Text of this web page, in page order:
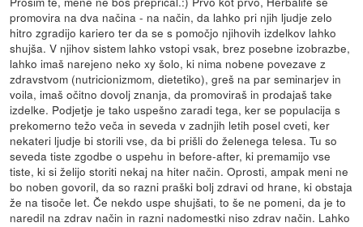
promovira na dva načina - na način, da lahko pri njih ljudje zelo
hitro zgradijo kariero ter da se s pomočjo njihovih izdelkov lahko
shujša. V njihov sistem lahko vstopi vsak, brez posebne izobrazbe,
lahko imaš narejeno neko xy šolo, ki nima nobene povezave z
zdravstvom (nutricionizmom, dietetiko), greš na par seminarjev in
voila, imaš očitno dovolj znanja, da promoviraš in prodajaš take
izdelke. Podjetje je tako uspešno zaradi tega, ker se populacija s
prekomerno težo veča in seveda v zadnjih letih posel cveti, ker
nekateri ljudje bi storili vse, da bi prišli do želenega telesa. Tu so
seveda tiste zgodbe o uspehu in before-after, ki premamijo vse
tiste, ki si želijo storiti nekaj na hiter način. Oprosti, ampak meni ne
bo noben govoril, da so razni praški bolj zdravi od hrane, ki obstaja
že na tisoče let. Če nekdo uspe shujšati, to še ne pomeni, da je to
naredil na zdrav način in razni nadomestki niso zdrav način. Lahko